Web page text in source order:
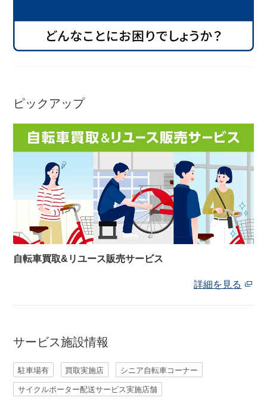
お知らせ
お知らせ一覧
ピックアップ
自転車買取&リユース販売サービス
詳細を見る
サービス施設情報
駐車場有 買取実施店 シニア自転車コーナー
サイクルポーター配送サービス実施店舗